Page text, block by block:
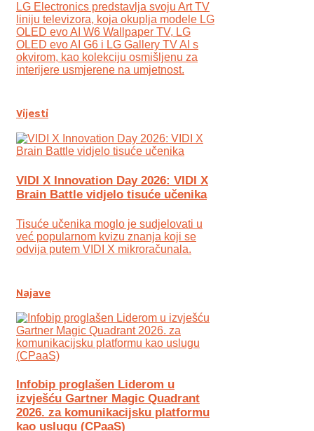
LG Electronics predstavlja svoju Art TV
liniju televizora, koja okuplja modele LG
OLED evo AI W6 Wallpaper TV, LG
OLED evo AI G6 i LG Gallery TV AI s
okvirom, kao kolekciju osmišljenu za
interijere usmjerene na umjetnost.
Vijesti
VIDI X Innovation Day 2026: VIDI X
Brain Battle vidjelo tisuće učenika
Tisuće učenika moglo je sudjelovati u
već popularnom kvizu znanja koji se
odvija putem VIDI X mikroračunala.
Najave
Infobip proglašen Liderom u
izvješću Gartner Magic Quadrant
2026. za komunikacijsku platformu
kao uslugu (CPaaS)